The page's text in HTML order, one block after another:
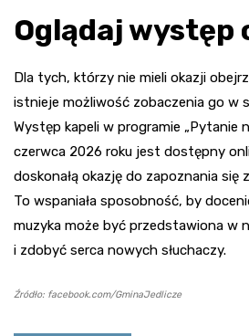
Oglądaj występ
Dla tych, którzy nie mieli okazji
istnieje możliwość zobaczenia go w
Występ kapeli w programie „Pytanie
czerwca 2026 roku jest dostępny
doskonałą okazję do zapoznania się
To wspaniała sposobność, by
muzyka może być przedstawiona w
i zdobyć serca nowych słuchaczy.
Źródło: facebook.com/GminaJedlicze